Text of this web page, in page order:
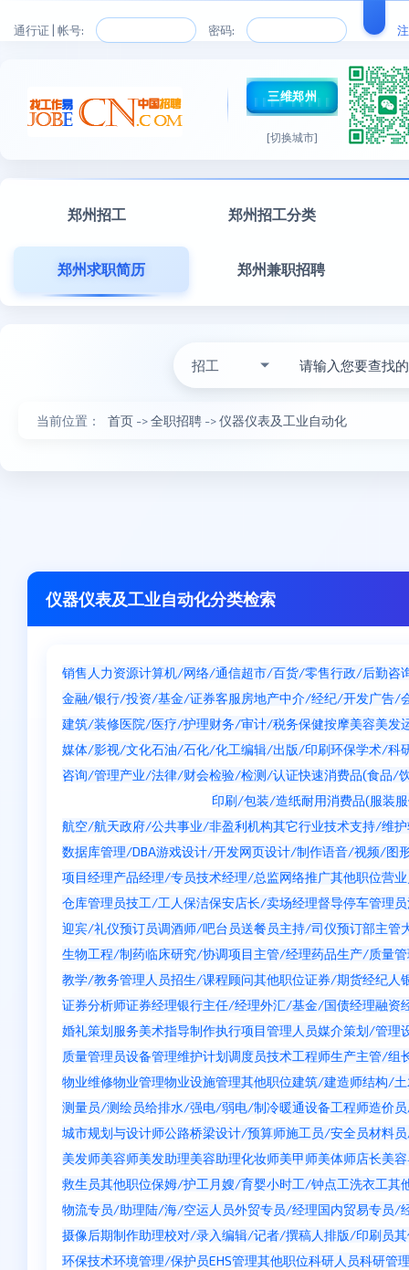
通行证 | 帐号: 密码:
三维郑州
[切换城市]
郑州招工 郑州招工分类
郑州求职简历 郑州兼职招聘
招工
当前位置： 首页 ->全职招聘 ->仪器仪表及工业自动化
仪器仪表及工业自动化分类检索
销售 人力资源计算机/网络/通信超市/百货/零售行政/后勤咨
金融/银行/投资/基金/证券客服房地产中介/经纪/开发广告/
建筑/装修医院/医疗/护理财务/审计/税务保健按摩美容美发
媒体/影视/文化石油/石化/化工编辑/出版/印刷环保学术/科
咨询/管理产业/法律/财会检验/检测/认证快速消费品(食品/
印刷/包装/造纸耐用消费品(服装
航空/航天政府/公共事业/非盈利机构其它行业技术支持/维护
数据库管理/DBA游戏设计/开发网页设计/制作语音/视频/图
项目经理产品经理/专员技术经理/总监网络推广其他职位营
仓库管理员技工/工人保洁保安店长/卖场经理督导停车管理员
迎宾/礼仪预订员调酒师/吧台员送餐员主持/司仪预订部主管
生物工程/制药临床研究/协调项目主管/经理药品生产/质量
教学/教务管理人员招生/课程顾问其他职位证券/期货经纪人
证券分析师证券经理银行主任/经理外汇/基金/国债经理融资
婚礼策划服务美术指导制作执行项目管理人员媒介策划/管理
质量管理员设备管理维护计划调度员技术工程师生产主管/组
物业维修物业管理物业设施管理其他职位建筑/建造师结构/土
测量员/测绘员给排水/强电/弱电/制冷暖通设备工程师造价
城市规划与设计师公路桥梁设计/预算师施工员/安全员材料
美发师美容师美发助理美容助理化妆师美甲师美体师店长美
救生员其他职位保姆/护工 月嫂/育婴小时工/钟点工洗衣工其
物流专员/助理陆/海/空运人员外贸专员/经理国内贸易专员/
摄像后期制作助理校对/录入编辑/记者/撰稿人排版/印刷员
环保技术环境管理/保护员EHS管理其他职位科研人员科研管